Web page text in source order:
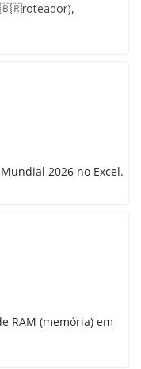
2026 no Excel.
RAM (memória) em